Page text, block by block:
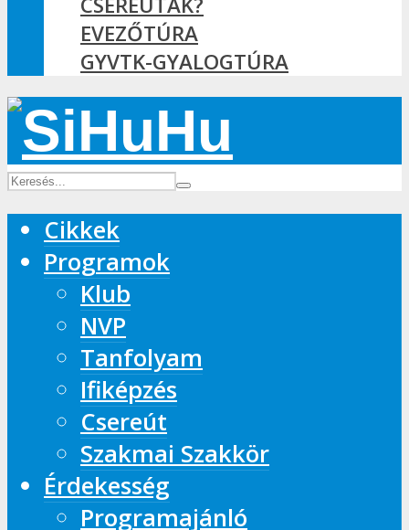
EVEZŐTÚRA
GYVTK-GYALOGTÚRA
Cikkek
Programok
Klub
NVP
Tanfolyam
Ifiképzés
Csereút
Szakmai Szakkör
Érdekesség
Programajánló